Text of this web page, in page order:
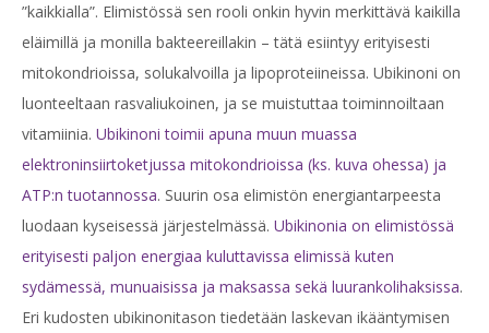
”kaikkialla”. Elimistössä sen rooli onkin hyvin merkittävä kaikilla
eläimillä ja monilla bakteereillakin – tätä esiintyy erityisesti
mitokondrioissa, solukalvoilla ja lipoproteiineissa. Ubikinoni on
luonteeltaan rasvaliukoinen, ja se muistuttaa toiminnoiltaan
vitamiinia. Ubikinoni toimii apuna muun muassa
elektroninsiirtoketjussa mitokondrioissa (ks. kuva ohessa) ja
ATP:n tuotannossa. Suurin osa elimistön energiantarpeesta
luodaan kyseisessä järjestelmässä. Ubikinonia on elimistössä
erityisesti paljon energiaa kuluttavissa elimissä kuten
sydämessä, munuaisissa ja maksassa sekä luurankolihaksissa.
Eri kudosten ubikinonitason tiedetään laskevan ikääntymisen